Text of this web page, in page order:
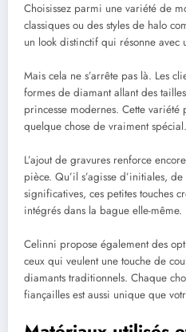
Choisissez parmi une variété de
classiques ou des styles de halo
un look distinctif qui résonne avec
Mais cela ne s’arrête pas là. Les
formes de diamant allant des
princesse modernes. Cette
quelque chose de vraiment spécial.
L’ajout de gravures renforce
pièce. Qu’il s’agisse d’initiales,
significatives, ces petites touches
intégrés dans la bague elle-même.
Celinni propose également des
ceux qui veulent une touche de
diamants traditionnels. Chaque
fiançailles est aussi unique que